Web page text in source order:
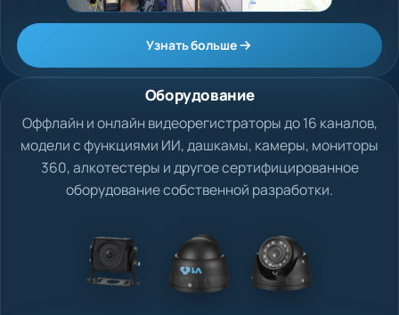
Узнать больше
Оборудование
Оффлайн и онлайн видеорегистраторы до 16 каналов,
модели с функциями ИИ, дашкамы, камеры, мониторы
360, алкотестеры и другое сертифицированное
оборудование собственной разработки.